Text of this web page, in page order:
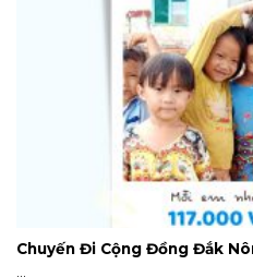
Chuyến Đi Cộng Đồng Đắk